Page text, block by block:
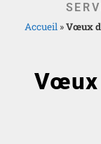
Accueil »Vœux
Vœux